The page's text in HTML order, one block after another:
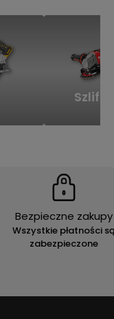
Bezpieczne zakupy
Wszystkie płatności
zabezpieczone